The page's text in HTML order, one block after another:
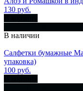
130 руб.
В наличии
Салфетки бумажные
упаковка)
100 руб.